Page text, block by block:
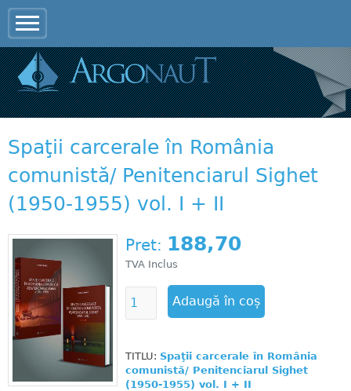
Spaţii carcerale în România
comunistă/ Penitenciarul Sighet
(1950-1955) vol. I + II
Pret: 188,70
TVA Inclus
TITLU: Spaţii carcerale în România
comunistă/ Penitenciarul Sighet
(1950-1955) vol. I + II